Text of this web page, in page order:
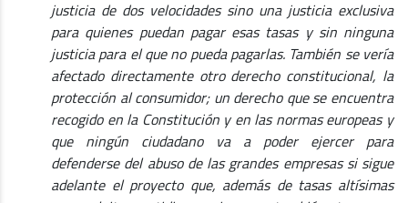
justicia de dos velocidades sino una justicia exclusiva
para quienes puedan pagar esas tasas y sin ninguna
justicia para el que no pueda pagarlas. También se vería
afectado directamente otro derecho constitucional, la
protección al consumidor; un derecho que se encuentra
recogido en la Constitución y en las normas europeas y
que ningún ciudadano va a poder ejercer para
defenderse del abuso de las grandes empresas si sigue
adelante el proyecto que, además de tasas altísimas